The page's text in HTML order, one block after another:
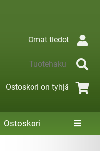
Omat tiedot
Ostoskori on tyhjä
Ostoskori